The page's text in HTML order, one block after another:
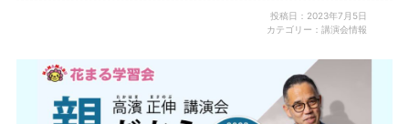
投稿日：2023年7月5日
カテゴリー：講演会情報